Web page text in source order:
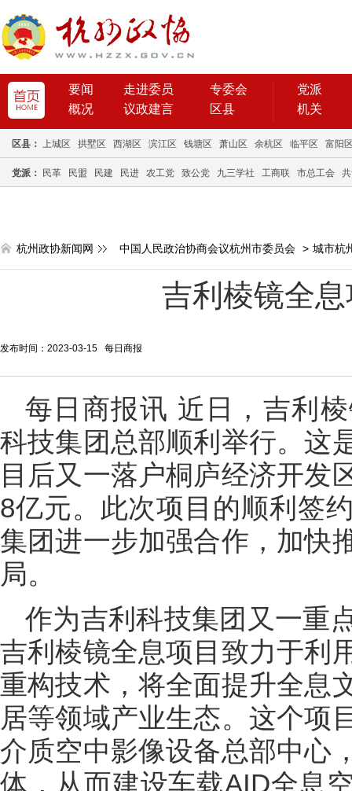
要闻 走进委员
专委会
概况
议政建言 区县
党派
机关
区县： 上城区 拱墅区 西湖区 滨江区 钱塘区 萧山区 余杭区 临平区 富阳
党派： 民革 民盟 民建 民进 农工党 致公党 九三学社 工商联 市总工会
杭州政协新闻网 中国人民政治协商会议杭州市委员会 > 城市杭
吉利棱镜全
发布时间：2023-03-15 每日商报
每日商报讯 近日，吉利
科技集团总部顺利举行。这
目后又一落户桐庐经济开发
8亿元。此次项目的顺利签
集团进一步加强合作，加快
局。
作为吉利科技集团又一重
吉利棱镜全息项目致力于利
重构技术，将全面提升全息
居等领域产业生态。这个项
介质空中影像设备总部中心
体，从而建设车载AID全息